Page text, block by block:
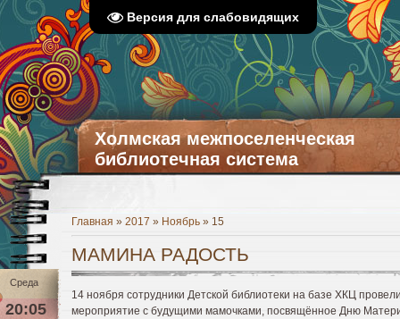
Версия для слабовидящих
Холмская межпоселенческая
библиотечная система
Главная » 2017 » Ноябрь » 15
МАМИНА РАДОСТЬ
Среда
20:05
14 ноября сотрудники Детской библиотеки на базе ХКЦ
мероприятие с будущими мамочками, посвящённое Дню